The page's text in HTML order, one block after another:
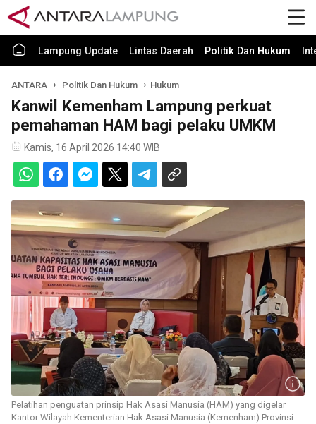
Lampung Update Lintas Daerah Politik Dan Hukum
ANTARA Politik Dan Hukum Hukum
Kanwil Kemenham Lampung perkuat
pemahaman HAM bagi pelaku UMKM
Kamis, 16 April 2026 14:40 WIB
Pelatihan penguatan prinsip Hak Asasi Manusia (HAM) yang digelar
Kantor Wilayah Kementerian Hak Asasi Manusia (Kemenham) Provinsi